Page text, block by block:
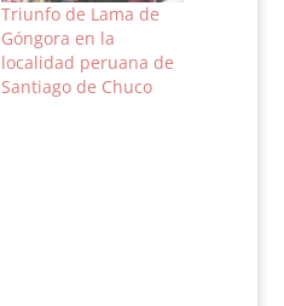
Triunfo de Lama de
Góngora en la
localidad peruana de
Santiago de Chuco